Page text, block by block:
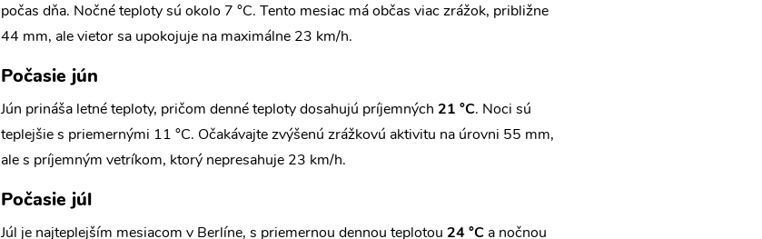
počas dňa. Nočné teploty sú okolo 7 °C. Tento mesiac má občas viac zrážok, približne
44 mm, ale vietor sa upokojuje na maximálne 23 km/h.
Počasie jún
Jún prináša letné teploty, pričom denné teploty dosahujú príjemných 21 °C. Noci sú
teplejšie s priemernými 11 °C. Očakávajte zvýšenú zrážkovú aktivitu na úrovni 55 mm,
ale s príjemným vetríkom, ktorý nepresahuje 23 km/h.
Počasie júl
Júl je najteplejším mesiacom v Berlíne, s priemernou dennou teplotou 24 °C a nočnou